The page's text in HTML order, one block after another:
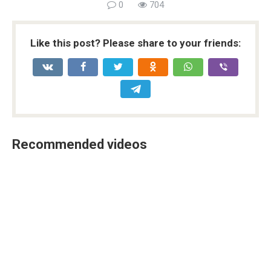
0 704
Like this post? Please share to your friends:
Recommended videos